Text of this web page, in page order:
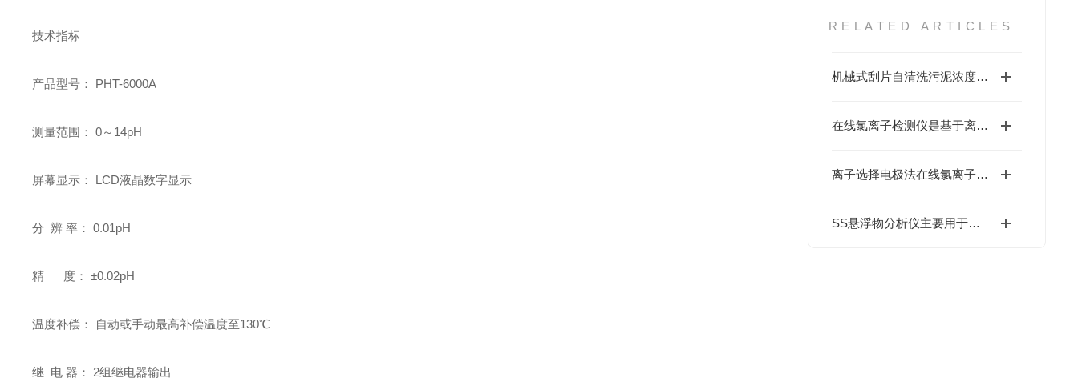
RELATED ARTICLES
机械式刮片自清洗污泥浓度计：工作原理与技术特性深度解析
在线氯离子检测仪是基于离子选择电极法(ISE)原理
离子选择电极法在线氯离子测量仪的应用场景
SS悬浮物分析仪主要用于实时监测水体中悬浮固体颗粒的浓度
技术指标
产品型号： PHT-6000A
测量范围： 0～14pH
屏幕显示： LCD液晶数字显示
分 辨 率： 0.01pH
精 度： ±0.02pH
温度补偿： 自动或手动最高补偿温度至130℃
继 电 器： 2组继电器输出